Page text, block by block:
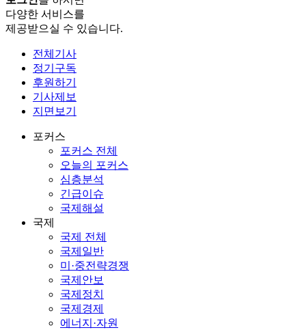
다양한 서비스를
제공받으실 수 있습니다.
전체기사
정기구독
후원하기
기사제보
지면보기
포커스
포커스 전체
오늘의 포커스
심층분석
긴급이슈
국제해설
국제
국제 전체
국제일반
미·중전략경쟁
국제안보
국제정치
국제경제
에너지·자원